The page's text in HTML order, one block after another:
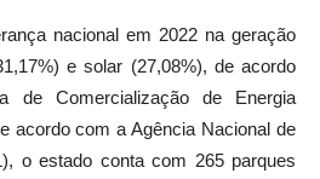
nacional em 2022 na geração
e solar (27,08%), de acordo
de Comercialização de Energia
acordo com a Agência Nacional de
o estado conta com 265 parques